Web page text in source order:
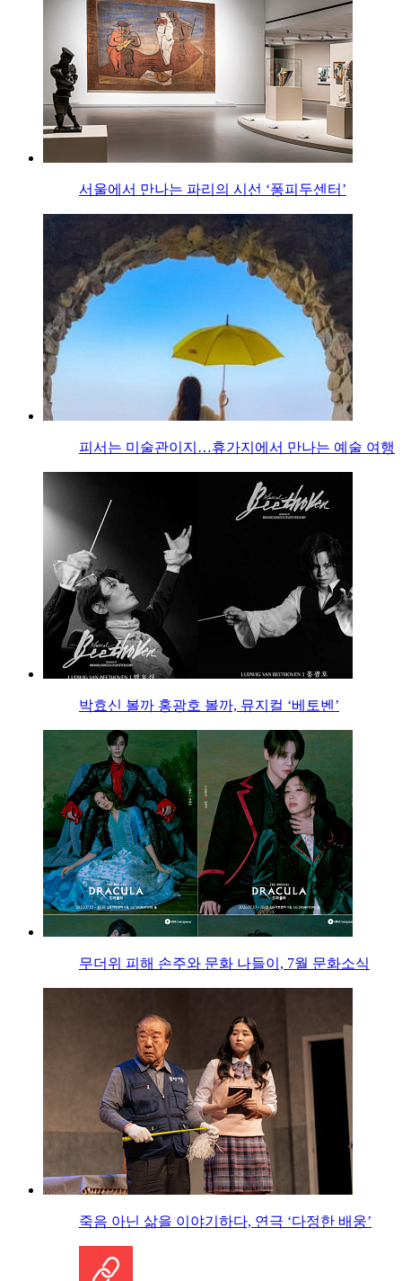
서울에서 만나는 파리의 시선 ‘퐁피두센터’
피서는 미술관이지…휴가지에서 만나는 예술 여행
박효신 볼까 홍광호 볼까, 뮤지컬 ‘베토벤’
무더위 피해 손주와 문화 나들이, 7월 문화소식
죽음 아닌 삶을 이야기하다, 연극 ‘다정한 배웅’